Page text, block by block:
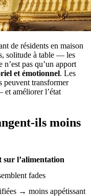
de résidents en maison
solitude à table — les
pas qu’un apport
et émotionnel. Les
peuvent transformer
améliorer l’état
ils moins
sur l’alimentation
fades
→ moins appétissant